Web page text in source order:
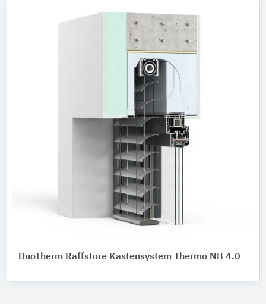
DuoTherm Raffstore Kastensystem Thermo NB 4.0